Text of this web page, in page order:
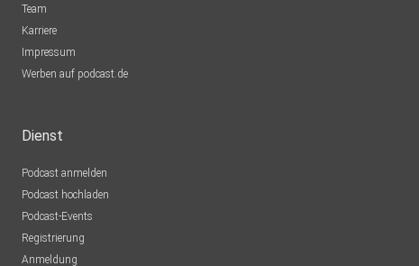
Team
Karriere
Impressum
Werben auf podcast.de
Dienst
Podcast anmelden
Podcast hochladen
Podcast-Events
Registrierung
Anmeldung